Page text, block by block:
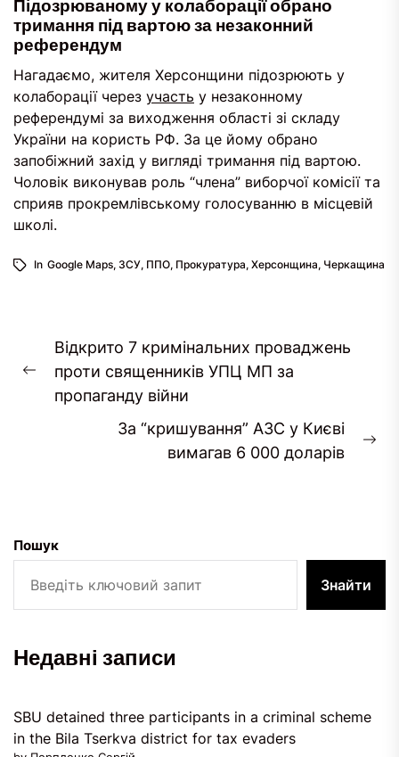
Підозрюваному у колаборації обрано
тримання під вартою за незаконний
референдум
Нагадаємо, жителя Херсонщини підозрюють у
колаборації через участь у незаконному
референдумі за виходження області зі складу
України на користь РФ. За це йому обрано
запобіжний захід у вигляді тримання під вартою.
Чоловік виконував роль “члена” виборчої комісії та
сприяв прокремлівському голосуванню в місцевій
школі.
In Google Maps, ЗСУ, ППО, Прокуратура, Херсонщина, Черкащина
Post
navigation
Previous
post:
Відкрито 7 кримінальних проваджень
проти священників УПЦ МП за
пропаганду війни
За “кришування” АЗС у Києві
вимагав 6 000 доларів
Пошук
Знайти
Недавні записи
SBU detained three participants in a criminal scheme
in the Bila Tserkva district for tax evaders